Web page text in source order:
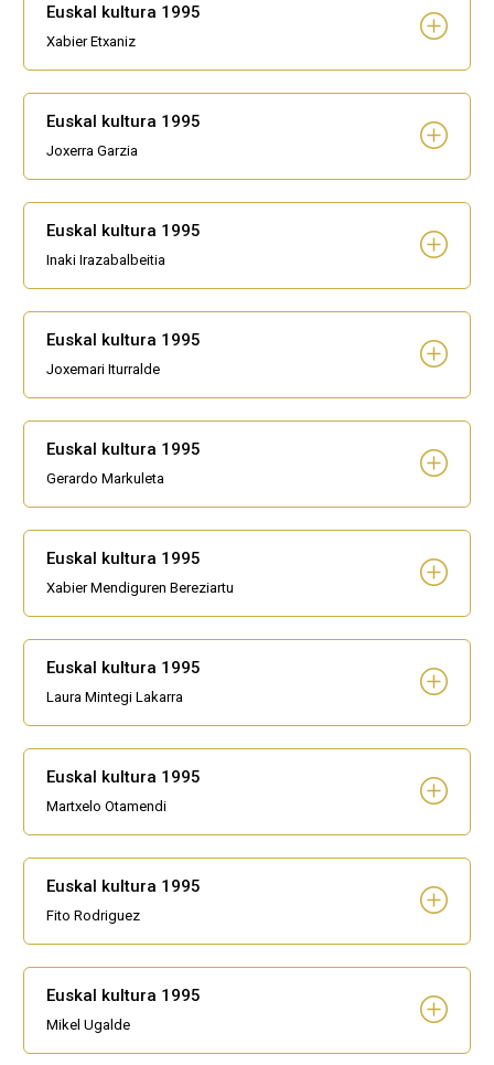
Euskal kultura 1995
Xabier Etxaniz
Euskal kultura 1995
Joxerra Garzia
Euskal kultura 1995
Inaki Irazabalbeitia
Euskal kultura 1995
Joxemari Iturralde
Euskal kultura 1995
Gerardo Markuleta
Euskal kultura 1995
Xabier Mendiguren Bereziartu
Euskal kultura 1995
Laura Mintegi Lakarra
Euskal kultura 1995
Martxelo Otamendi
Euskal kultura 1995
Fito Rodriguez
Euskal kultura 1995
Mikel Ugalde